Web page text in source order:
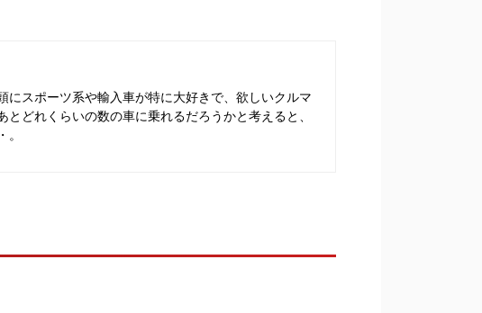
にスポーツ系や輸入車が特に大好きで、欲しいクルマ
とどれくらいの数の車に乗れるだろうかと考えると、